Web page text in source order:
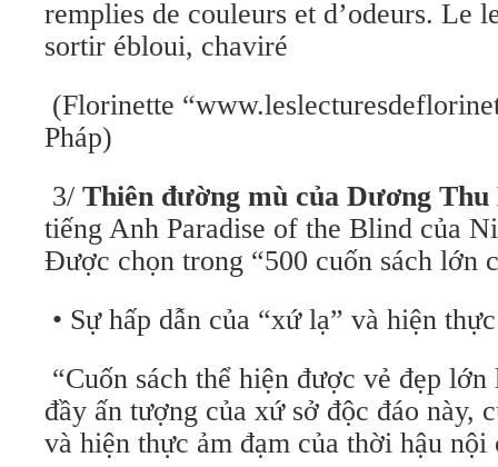
remplies de couleurs et d’odeurs. Le
sortir ébloui, chaviré
(Florinette
Pháp)
3/ Thiên đường mù của Dương
tiếng Anh Paradise of the Blind của
Được chọn trong “500 cuốn sách lớn
• Sự hấp dẫn của “xứ lạ” và hiện
“Cuốn sách thể hiện được vẻ đẹp
đầy ấn tượng của xứ sở độc đáo này,
và hiện thực ảm đạm của thời hậu nội